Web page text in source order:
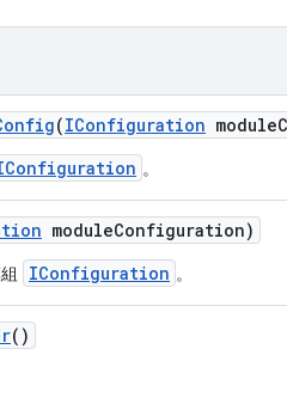
(IConfiguration module
。
moduleConfiguration)
IConfiguration 。
()